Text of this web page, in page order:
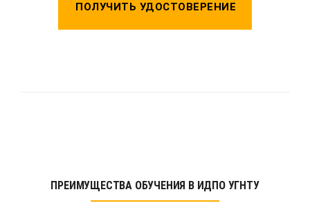
ПОЛУЧИТЬ УДОСТОВЕРЕНИЕ
ПРЕИМУЩЕСТВА ОБУЧЕНИЯ В ИДПО УГНТУ